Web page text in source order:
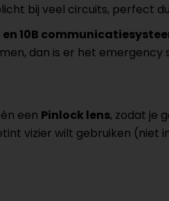
bij veel circuits, perfect
en 10B
dan is er het
een Pinlock lens, zodat je
vizier wilt gebruiken (niet